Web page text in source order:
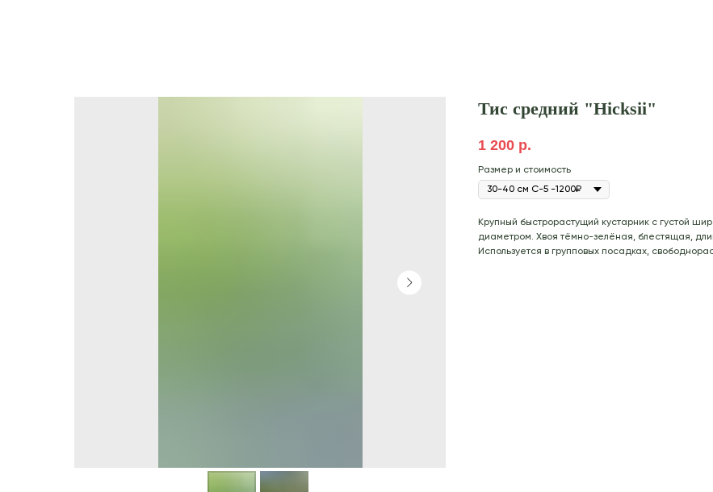
Тис средний "Hicksii"
1 200 р.
Размер и стоимость
Крупный быстрорастущий кустарник с густой
диаметром. Хвоя тёмно-зелёная, блестящая,
Используется в групповых посадках,